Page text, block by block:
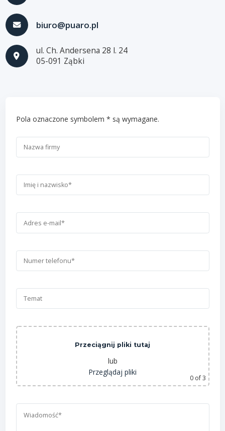
biuro@puaro.pl
ul. Ch. Andersena 28 l. 24
05-091 Ząbki
Pola oznaczone symbolem * są wymagane.
Przeciągnij pliki tutaj
lub
Przeglądaj pliki
0of 3